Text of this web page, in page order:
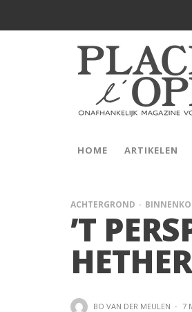
HOME ARTIKELEN
ACHTERGROND
’T
BO VAN DER MEULEN · 7